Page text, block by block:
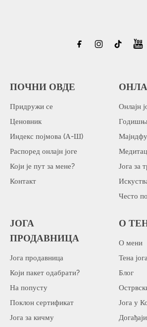
ПОЧНИ ОВДЕ
Придружи се
Ценовник
Индекс појмова (А-Ш)
Распоред онлајн јоге
Који је пут за мене?
Контакт
Онлајн
Јога за
Често
ЈОГА
ПРОДАВНИЦА
Јога продавница
Који пакет одабрати?
На попусту
Поклон сертификат
Јога за кичму
О
О мени
Тена
Блог
Јога у
Догађаји